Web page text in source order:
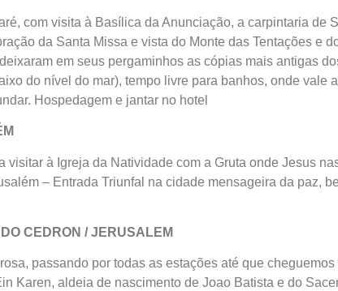
com visita à Basílica da Anunciação, a carpintaria de
da Santa Missa e vista do Monte das Tentações e
em seus pergaminhos as cópias mais antigas
do nível do mar), tempo livre para banhos, onde vale
Hospedagem e jantar no hotel
visitar à Igreja da Natividade com a Gruta onde Jesus
– Entrada Triunfal na cidade mensageira da paz,
CEDRON / JERUSALEM
passando por todas as estações até que
Karen, aldeia de nascimento de Joao Batista e do